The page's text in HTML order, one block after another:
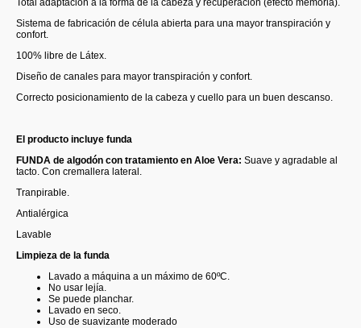
Total adaptación a la forma de la cabeza y recuperación (efecto memoria).
Sistema de fabricación de célula abierta para una mayor transpiración y
confort.
100% libre de Látex.
Diseño de canales para mayor transpiración y confort.
Correcto posicionamiento de la cabeza y cuello para un buen descanso.
El producto incluye funda
FUNDA de algodón con tratamiento en Aloe Vera: Suave y agradable al
tacto. Con cremallera lateral.
Tranpirable.
Antialérgica
Lavable
Limpieza de la funda
Lavado a máquina a un máximo de 60ºC.
No usar lejía.
Se puede planchar.
Lavado en seco.
Uso de suavizante moderado